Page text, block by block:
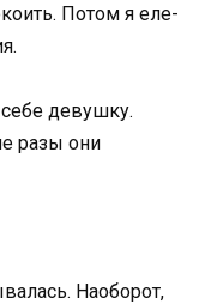
Потом я еле-
девушку.
разы они
Наоборот,